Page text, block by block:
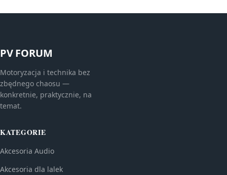
PV FORUM
Motoryzacja i technika bez
zbędnego chaosu —
konkretnie, praktycznie, na
temat.
KATEGORIE
Akcesoria Audio
Akcesoria dla lalek